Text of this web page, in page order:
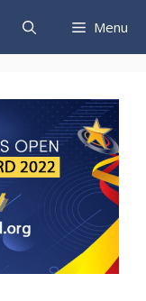
Menu